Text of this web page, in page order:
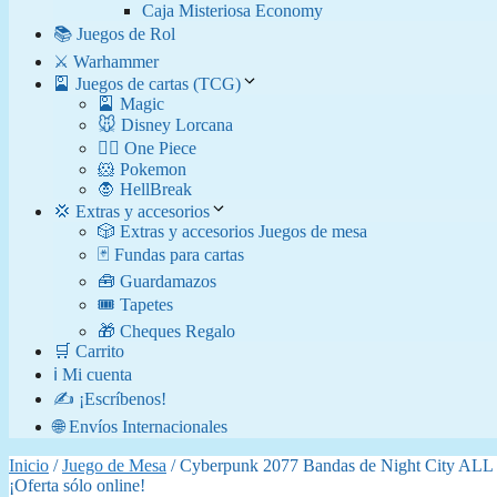
Caja Misteriosa Economy
📚 Juegos de Rol
⚔️ Warhammer
🎴 Juegos de cartas (TCG)
🎴 Magic
🐭 Disney Lorcana
🏴‍☠️ One Piece
🐹 Pokemon
🧛​ HellBreak
💢 Extras y accesorios
🎲 Extras y accesorios Juegos de mesa
🃏 Fundas para cartas
🧰 Guardamazos
🎟️ Tapetes
🎁 Cheques Regalo
🛒 Carrito
ℹ️ Mi cuenta
✍️ ¡Escríbenos!
🌐 Envíos Internacionales
Inicio /Juego de Mesa / Cyberpunk 2077 Bandas de Night City
¡Oferta sólo online!